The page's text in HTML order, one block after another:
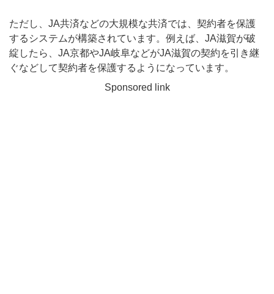
ただし、JA共済などの大規模な共済では、契約者を保護
するシステムが構築されています。例えば、JA滋賀が破
綻したら、JA京都やJA岐阜などがJA滋賀の契約を引き継
ぐなどして契約者を保護するようになっています。
Sponsored link